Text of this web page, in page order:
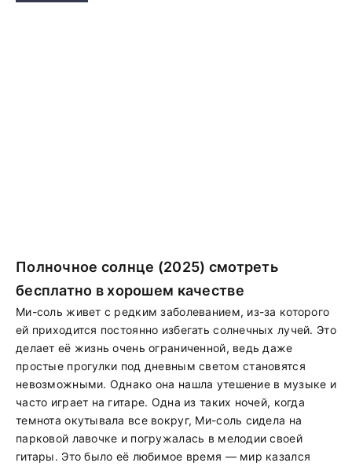
Полночное солнце (2025) смотреть
бесплатно в хорошем качестве
Ми-соль живет с редким заболеванием, из-за которого
ей приходится постоянно избегать солнечных лучей. Это
делает её жизнь очень ограниченной, ведь даже
простые прогулки под дневным светом становятся
невозможными. Однако она нашла утешение в музыке и
часто играет на гитаре. Одна из таких ночей, когда
темнота окутывала все вокруг, Ми-соль сидела на
парковой лавочке и погружалась в мелодии своей
гитары. Это было её любимое время — мир казался